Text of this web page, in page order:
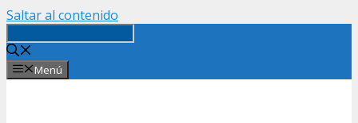
Saltar al contenido
Menú